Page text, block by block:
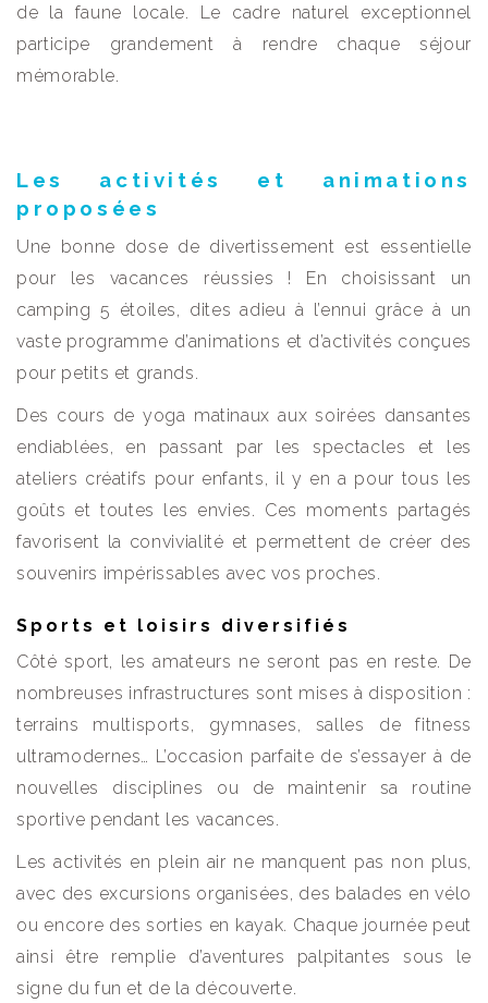
de la faune locale. Le cadre naturel exceptionnel
participe grandement à rendre chaque séjour
mémorable.
Les activités et animations
proposées
Une bonne dose de divertissement est essentielle
pour les vacances réussies ! En choisissant un
camping 5 étoiles, dites adieu à l’ennui grâce à un
vaste programme d’animations et d’activités conçues
pour petits et grands.
Des cours de yoga matinaux aux soirées dansantes
endiablées, en passant par les spectacles et les
ateliers créatifs pour enfants, il y en a pour tous les
goûts et toutes les envies. Ces moments partagés
favorisent la convivialité et permettent de créer des
souvenirs impérissables avec vos proches.
Sports et loisirs diversifiés
Côté sport, les amateurs ne seront pas en reste. De
nombreuses infrastructures sont mises à disposition :
terrains multisports, gymnases, salles de fitness
ultramodernes… L’occasion parfaite de s’essayer à de
nouvelles disciplines ou de maintenir sa routine
sportive pendant les vacances.
Les activités en plein air ne manquent pas non plus,
avec des excursions organisées, des balades en vélo
ou encore des sorties en kayak. Chaque journée peut
ainsi être remplie d’aventures palpitantes sous le
signe du fun et de la découverte.